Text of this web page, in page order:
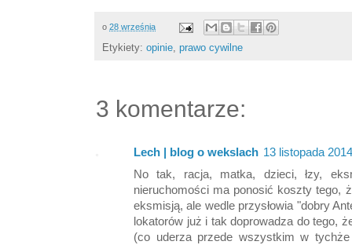
o 28 września
Etykiety: opinie, prawo cywilne
3 komentarze:
Lech | blog o wekslach 13 listopada
No tak, racja, matka, dzieci, łzy,
nieruchomości ma ponosić koszty tego,
eksmisją, ale wedle przysłowia "dobry
lokatorów już i tak doprowadza do tego,
(co uderza przede wszystkim w tychże